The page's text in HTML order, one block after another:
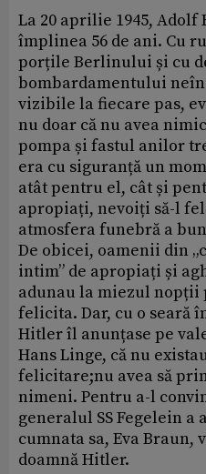
La 20 aprilie 1945,
împlinea 56 de ani. Cu
porțile Berlinului și cu
bombardamentului
vizibile la fiecare pas,
nu doar că nu avea
pompa și fastul anilor
era cu siguranță un
atât pentru el, cât și
apropiați, nevoiți să-l
atmosfera funebră a
De obicei, oamenii din
intim” de apropiați și
adunau la miezul nopții
felicita. Dar, cu o seară
Hitler îl anunțase pe
Hans Linge, că nu
felicitare;nu avea să
nimeni. Pentru a-l
generalul SS Fegelein a
cumnata sa, Eva Braun,
doamnă Hitler.